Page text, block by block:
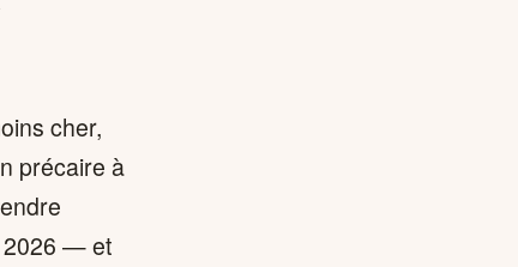
cher,
précaire à
2026 — et